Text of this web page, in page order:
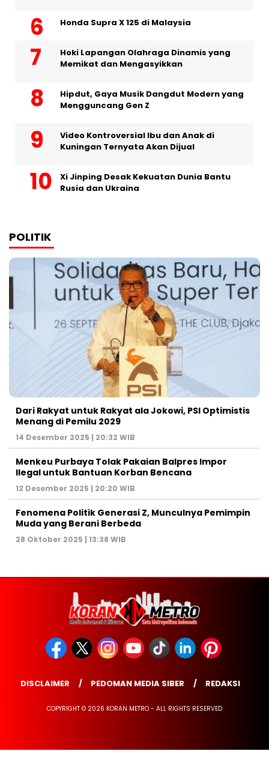
Honda Supra X 125 di Malaysia
Hoki Lapangan Olahraga Dinamis yang
Memikat dan Mengasyikkan
Hipdut, Gaya Musik Dangdut Modern yang
Mengguncang Gen Z
Video Kontroversial Ibu dan Anak di
Kuningan Ternyata Akan Dijual
Xi Jinping Desak Kekuatan Dunia Bantu
Rusia dan Ukraina
POLITIK
Dari Rakyat untuk Rakyat ala Jokowi, PSI Optimistis
Menang di Pemilu 2029
14 Desember 2025 | 20:32 WIB
Menkeu Purbaya Tolak Pakaian Balpres Impor
Ilegal untuk Bantuan Korban Bencana
12 Desember 2025 | 20:20 WIB
Fenomena Politik Generasi Z, Munculnya Pemimpin
Muda yang Berani Berbeda
28 Oktober 2025 | 13:38 WIB
DISCLAIMER PEDOMAN MEDIA SIBER REDAKSI
COPYRIGHT © 2026 KORAN METRO - ALL RIGHTS RESERVED